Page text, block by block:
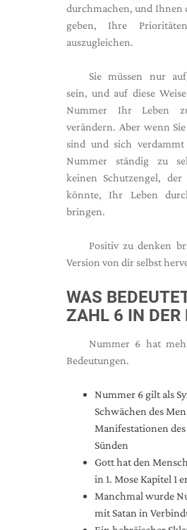
durchmachen, und Ihnen
geben, Ihre
auszugleichen.
Sie müssen nur
sein, und auf diese
Nummer Ihr Leben
verändern. Aber wenn
sind und sich
Nummer ständig zu
keinen Schutzengel,
könnte, Ihr Leben
bringen.
Positiv zu denken
Version von dir selbst
WAS
ZAHL 6 IN DER
Nummer 6 hat
Bedeutungen.
Nummer 6 gilt als
Schwächen des
Manifestationen
Sünden
Gott hat den
in 1. Mose Kapitel 1
Manchmal wurde
mit Satan in